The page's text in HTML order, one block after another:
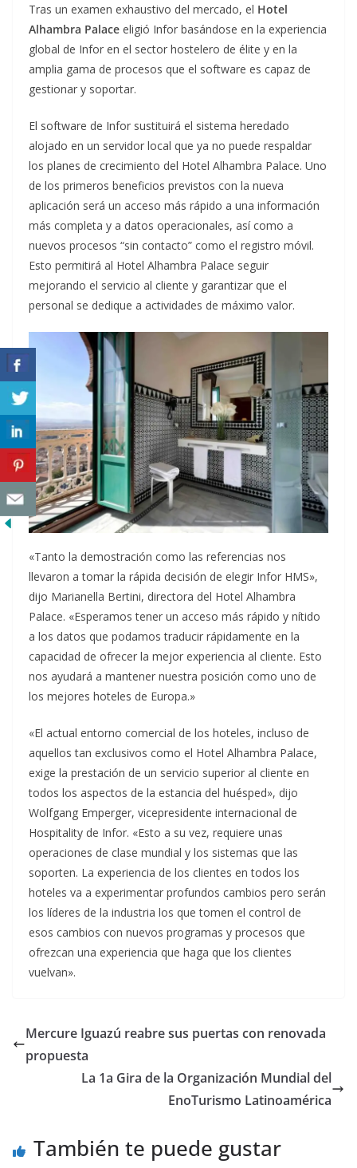
Tras un examen exhaustivo del mercado, el Hotel
Alhambra Palace eligió Infor basándose en la experiencia
global de Infor en el sector hostelero de élite y en la
amplia gama de procesos que el software es capaz de
gestionar y soportar.
El software de Infor sustituirá el sistema heredado
alojado en un servidor local que ya no puede respaldar
los planes de crecimiento del Hotel Alhambra Palace. Uno
de los primeros beneficios previstos con la nueva
aplicación será un acceso más rápido a una información
más completa y a datos operacionales, así como a
nuevos procesos “sin contacto” como el registro móvil.
Esto permitirá al Hotel Alhambra Palace seguir
mejorando el servicio al cliente y garantizar que el
personal se dedique a actividades de máximo valor.
«Tanto la demostración como las referencias nos
llevaron a tomar la rápida decisión de elegir Infor HMS»,
dijo Marianella Bertini, directora del Hotel Alhambra
Palace. «Esperamos tener un acceso más rápido y nítido
a los datos que podamos traducir rápidamente en la
capacidad de ofrecer la mejor experiencia al cliente. Esto
nos ayudará a mantener nuestra posición como uno de
los mejores hoteles de Europa.»
«El actual entorno comercial de los hoteles, incluso de
aquellos tan exclusivos como el Hotel Alhambra Palace,
exige la prestación de un servicio superior al cliente en
todos los aspectos de la estancia del huésped», dijo
Wolfgang Emperger, vicepresidente internacional de
Hospitality de Infor. «Esto a su vez, requiere unas
operaciones de clase mundial y los sistemas que las
soporten. La experiencia de los clientes en todos los
hoteles va a experimentar profundos cambios pero serán
los líderes de la industria los que tomen el control de
esos cambios con nuevos programas y procesos que
ofrezcan una experiencia que haga que los clientes
vuelvan».
Mercure Iguazú reabre sus puertas con renovada
propuesta
La 1a Gira de la Organización Mundial del
EnoTurismo Latinoamérica
También te puede gustar